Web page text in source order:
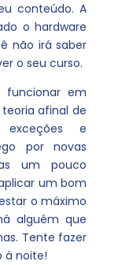
conteúdo. A
o hardware
não irá saber
o seu curso.
funcionar em
afinal de
e
por novas
um pouco
um bom
o máximo
alguém que
Tente fazer
à noite!